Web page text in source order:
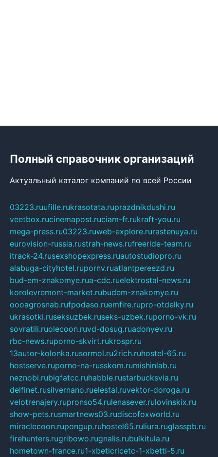
Полный справочник организаций
Актуальный каталог компаний по всей России
03223.ruufille.rukrasotata.ruprazdnikdushi.ru
veetbox.rucinemapost.ruciam-fr.rukraft-you.ru
mega-press.ru03223.ruweb-explore.rurastenuya.ru
eurovision-russia.rustrah-news.rufreeride-team.ru
itrack-24.rusexshopexpress.ruautostudiopro.ru
alabuga-cityhotel.rupornv.ruatlantpereezd.ru
bud-em-znakomye.rua-cdc.ruelektrostal-news.ru
korolevremont-market.rubudem-znakomye.ru
oooagrosnab.rufpodaso.ruemfire.rupro-otdelky.ru
ukrasotki.ruseksuzbek.ruseks-uzbek.ruporno-vk.ru
sovratili.ruolecoon.ruvd-dosug.ruadonyev.ru
rbc-news.ruporno-skvirt.rukrospr.ru
13autor-kolonka.rusormol.ru2rich.ruhostel-65.ru
hostserve.ruporno-na-russkom.rumishinlab.ru
neznobi.rubigfatcc.ruhabble.rustarbucksvia.ru
delfinet.rusilvernano.ruelestal.ruvektor-doroga.ru
velotrenajery.rupronso54.rulenasever.rulovinskix.ru
show-pets.rusmartnews03.rudiscofoxworld.ru
miraclecoon.rupongup.ruhostel65.ruliura.ruglasspb.ru
firehunters.rugribowo.rugnalis.rubulkitula.ru
hometown-france.ru1-xbeticricetc-1-xbetti-5.ru